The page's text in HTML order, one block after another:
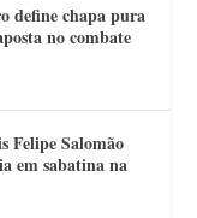
define chapa pura
no combate
Felipe Salomão
em sabatina na